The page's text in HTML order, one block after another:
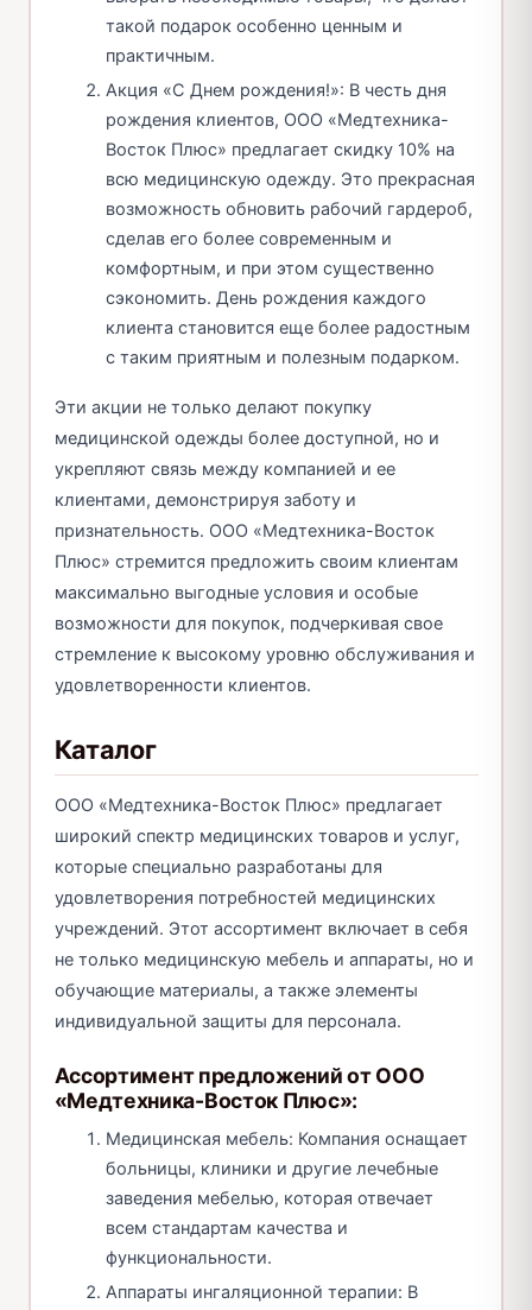
такой подарок особенно ценным и
практичным.
Акция «С Днем рождения!»: В честь дня
рождения клиентов, ООО «Медтехника-
Восток Плюс» предлагает скидку 10% на
всю медицинскую одежду. Это прекрасная
возможность обновить рабочий гардероб,
сделав его более современным и
комфортным, и при этом существенно
сэкономить. День рождения каждого
клиента становится еще более радостным
с таким приятным и полезным подарком.
Эти акции не только делают покупку
медицинской одежды более доступной, но и
укрепляют связь между компанией и ее
клиентами, демонстрируя заботу и
признательность. ООО «Медтехника-Восток
Плюс» стремится предложить своим клиентам
максимально выгодные условия и особые
возможности для покупок, подчеркивая свое
стремление к высокому уровню обслуживания и
удовлетворенности клиентов.
Каталог
ООО «Медтехника-Восток Плюс» предлагает
широкий спектр медицинских товаров и услуг,
которые специально разработаны для
удовлетворения потребностей медицинских
учреждений. Этот ассортимент включает в себя
не только медицинскую мебель и аппараты, но и
обучающие материалы, а также элементы
индивидуальной защиты для персонала.
Ассортимент предложений от ООО
«Медтехника-Восток Плюс»:
Медицинская мебель: Компания оснащает
больницы, клиники и другие лечебные
заведения мебелью, которая отвечает
всем стандартам качества и
функциональности.
Аппараты ингаляционной терапии: В